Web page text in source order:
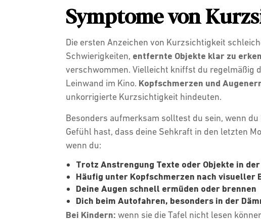
Symptome von
Die ersten Anzeichen von Kurzsichtigkeit
Schwierigkeiten, entfernte Objekte klar zu
verschwommen. Vielleicht kniffst du regelmäßig
Leinwand im Kino. Kopfschmerzen und
unkorrigierte Kurzsichtigkeit hindeuten.
Besonders aufmerksam solltest du sein, wenn
Gefühl hast, dass deine Sehkraft in den letzten
wenn du:
Trotz Anstrengung Texte oder Objekte in
Häufig unter Kopfschmerzen nach visueller
Deine Augen schnell ermüden oder brennen
Dich beim Autofahren, besonders in der
Bei Kindern: wenn sie die Tafel nicht lesen